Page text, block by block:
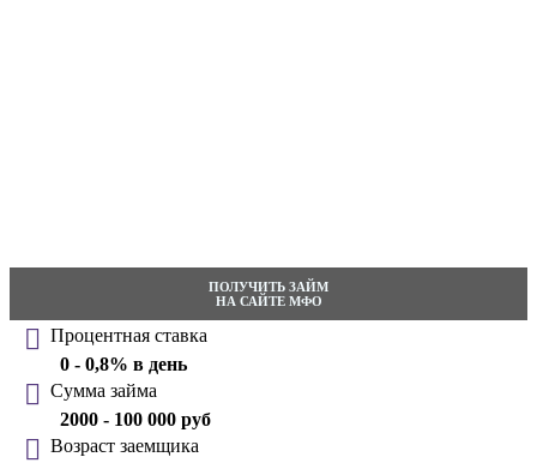
ПОЛУЧИТЬ ЗАЙМ
НА САЙТЕ МФО
Процентная ставка
0 - 0,8% в день
Сумма займа
2000 - 100 000 руб
Возраст заемщика